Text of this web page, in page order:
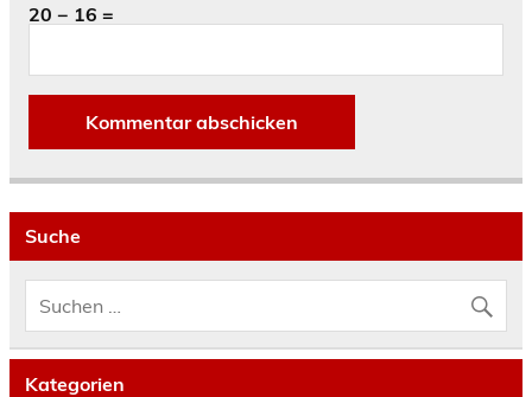
20 − 16 =
Suche
Kategorien